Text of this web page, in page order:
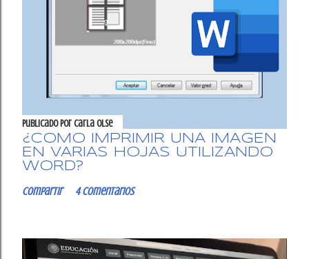
Publicado por Carla OlSe
¿CÓMO IMPRIMIR UNA IMAGEN
EN VARIAS HOJAS UTILIZANDO
WORD?
Compartir 4 comentarios